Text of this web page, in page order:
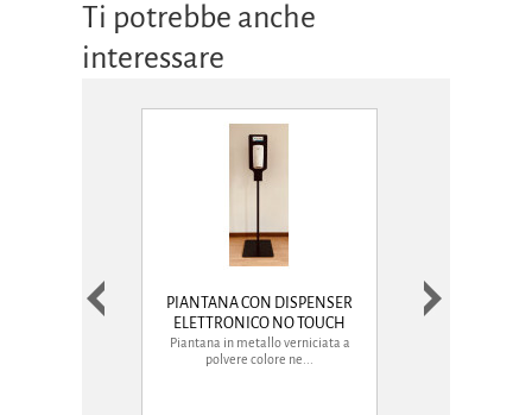
Ti potrebbe anche
interessare
PIANTANA CON DISPENSER
ELETTRONICO NO TOUCH
Piantana in metallo verniciata a
polvere colore ne...
GEL MANI